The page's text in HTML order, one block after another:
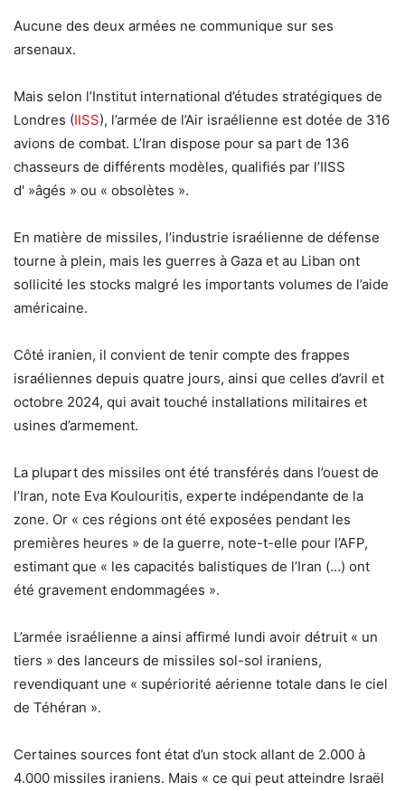
Aucune des deux armées ne communique sur ses
arsenaux.
Mais selon l’Institut international d’études stratégiques de
Londres (IISS), l’armée de l’Air israélienne est dotée de 316
avions de combat. L’Iran dispose pour sa part de 136
chasseurs de différents modèles, qualifiés par l’IISS
d' »âgés » ou « obsolètes ».
En matière de missiles, l’industrie israélienne de défense
tourne à plein, mais les guerres à Gaza et au Liban ont
sollicité les stocks malgré les importants volumes de l’aide
américaine.
Côté iranien, il convient de tenir compte des frappes
israéliennes depuis quatre jours, ainsi que celles d’avril et
octobre 2024, qui avait touché installations militaires et
usines d’armement.
La plupart des missiles ont été transférés dans l’ouest de
l’Iran, note Eva Koulouritis, experte indépendante de la
zone. Or « ces régions ont été exposées pendant les
premières heures » de la guerre, note-t-elle pour l’AFP,
estimant que « les capacités balistiques de l’Iran (…) ont
été gravement endommagées ».
L’armée israélienne a ainsi affirmé lundi avoir détruit « un
tiers » des lanceurs de missiles sol-sol iraniens,
revendiquant une « supériorité aérienne totale dans le ciel
de Téhéran ».
Certaines sources font état d’un stock allant de 2.000 à
4.000 missiles iraniens. Mais « ce qui peut atteindre Israël